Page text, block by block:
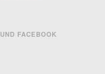
FACEBOOK